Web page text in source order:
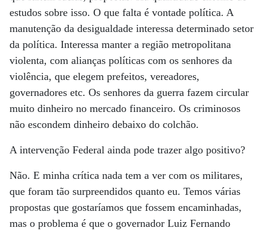
estudos sobre isso. O que falta é vontade política. A
manutenção da desigualdade interessa determinado setor
da política. Interessa manter a região metropolitana
violenta, com alianças políticas com os senhores da
violência, que elegem prefeitos, vereadores,
governadores etc. Os senhores da guerra fazem circular
muito dinheiro no mercado financeiro. Os criminosos
não escondem dinheiro debaixo do colchão.
A intervenção Federal ainda pode trazer algo positivo?
Não. E minha crítica nada tem a ver com os militares,
que foram tão surpreendidos quanto eu. Temos várias
propostas que gostaríamos que fossem encaminhadas,
mas o problema é que o governador Luiz Fernando